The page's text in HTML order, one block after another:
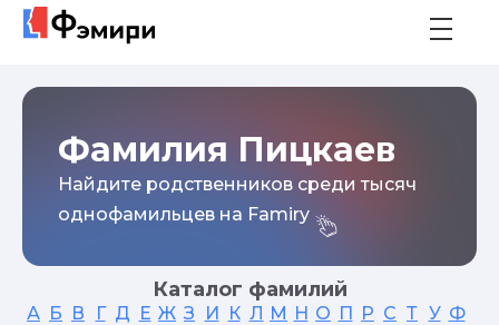
Фамилия Пицкаев
Найдите родственников среди тысяч
однофамильцев на Famiry
Каталог фамилий
А Б В Г Д Е Ж З И К Л М Н О П Р С Т У Ф